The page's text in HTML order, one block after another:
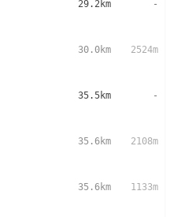
29.2km -
30.0km 2524m
35.5km -
35.6km 2108m
35.6km 1133m